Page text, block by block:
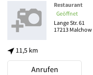
11,5 km
Restaurant
Geöffnet
Lange Str. 61
17213 Malchow
Anrufen